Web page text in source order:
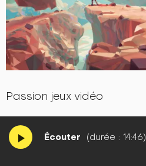
Passion jeux vidéo
play_arrow Écouter (durée : 14:46)